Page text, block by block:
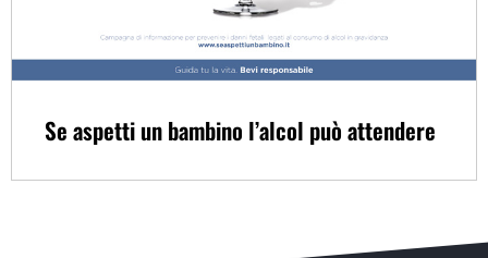
Se aspetti un bambino l’alcol può attendere